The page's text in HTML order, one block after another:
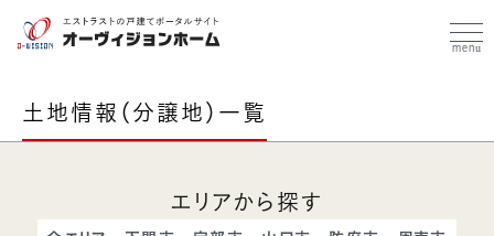
土地情報（分譲地）一覧
エリアから探す